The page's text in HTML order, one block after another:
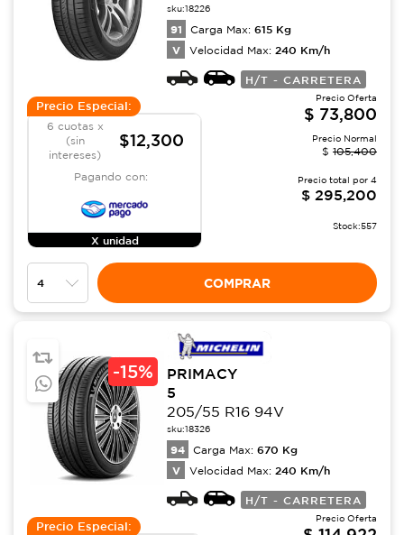
sku:18226
91 Carga Max: 615 Kg
V Velocidad Max: 240 Km/h
H/T - CARRETERA
Precio Especial:
6 cuotas x
(sin
intereses)
$12,300
Pagando con:
X unidad
Precio Oferta
$ 73,800
Precio Normal
$ 105,400
Precio total por 4
$ 295,200
Stock:557
COMPRAR
-15%
PRIMACY
5
205/55 R16 94V
sku:18326
94 Carga Max: 670 Kg
V Velocidad Max: 240 Km/h
H/T - CARRETERA
Precio Especial:
Precio Oferta